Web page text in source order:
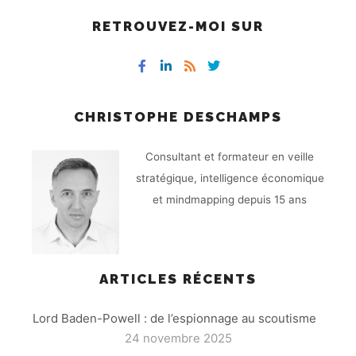
RETROUVEZ-MOI SUR
CHRISTOPHE DESCHAMPS
Consultant et formateur en veille
stratégique, intelligence économique
et mindmapping depuis 15 ans
ARTICLES RÉCENTS
Lord Baden-Powell : de l’espionnage au scoutisme
24 novembre 2025